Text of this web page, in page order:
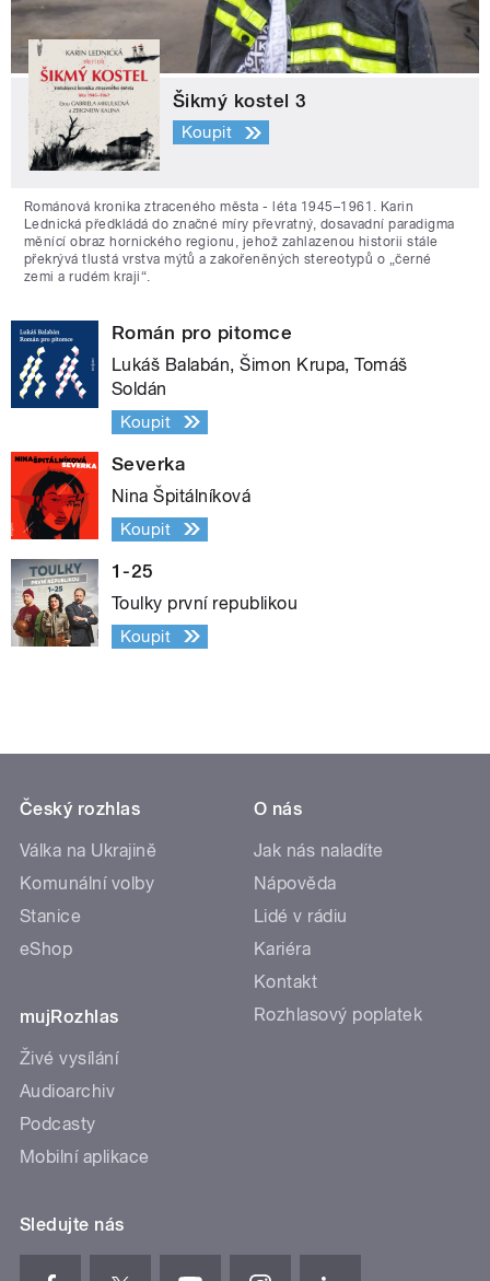
Šikmý kostel 3
Koupit
Románová kronika ztraceného města - léta 1945–1961. Karin
Lednická předkládá do značné míry převratný, dosavadní paradigma
měnící obraz hornického regionu, jehož zahlazenou historii stále
překrývá tlustá vrstva mýtů a zakořeněných stereotypů o „černé
zemi a rudém kraji“.
Román pro pitomce
Lukáš Balabán, Šimon Krupa, Tomáš
Soldán
Koupit
Severka
Nina Špitálníková
Koupit
1-25
Toulky první republikou
Koupit
Český rozhlas
Válka na Ukrajině
Komunální volby
Stanice
eShop
mujRozhlas
Živé vysílání
Audioarchiv
Podcasty
Mobilní aplikace
O nás
Jak nás naladíte
Nápověda
Lidé v rádiu
Kariéra
Kontakt
Rozhlasový poplatek
Sledujte nás